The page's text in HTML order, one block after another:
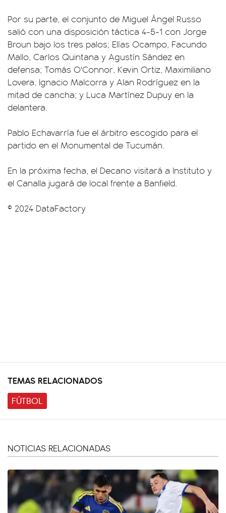
Por su parte, el conjunto de Miguel Ángel Russo
salió con una disposición táctica 4-5-1 con Jorge
Broun bajo los tres palos; Elías Ocampo, Facundo
Mallo, Carlos Quintana y Agustín Sández en
defensa; Tomás O'Connor, Kevin Ortiz, Maximiliano
Lovera, Ignacio Malcorra y Alan Rodríguez en la
mitad de cancha; y Luca Martínez Dupuy en la
delantera.
Pablo Echavarría fue el árbitro escogido para el
partido en el Monumental de Tucumán.
En la próxima fecha, el Decano visitará a Instituto y
el Canalla jugará de local frente a Banfield.
© 2024 DataFactory
TEMAS RELACIONADOS
FÚTBOL
NOTICIAS RELACIONADAS